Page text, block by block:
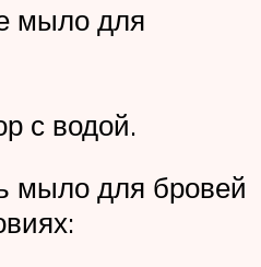
мыло для
с водой.
мыло для бровей